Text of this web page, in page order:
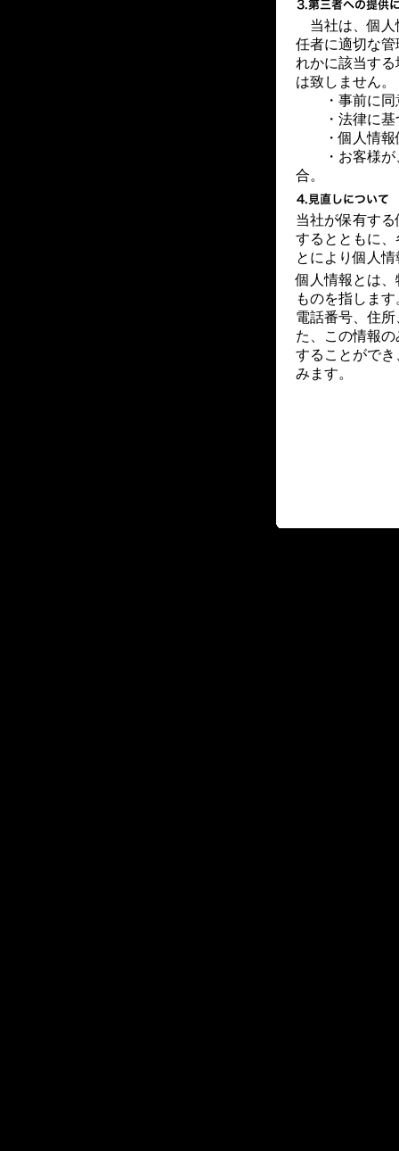
当社は、個人
任者に適切な
れかに該当す
は致しません。
・事前に
・法律に基
・個人情報保
・お客様が、
合。
当社が保有す
するとともに
とにより個人
個人情報とは
ものを指しま
電話番号、住
た、この情報
することがで
みます。